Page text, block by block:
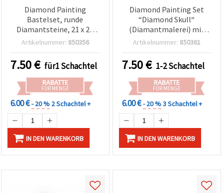
Diamond Painting
Bastelset, runde
Diamantsteine, 21 x 25
cm, teilweise belegt
YSA1121, DIY-Geschenk für
Kinder und Erwachsene
Artikelnummer: 850356
7.50€ für1 Schachtel
RABATTE
FÜR MENGE
6.00 €- 20 % 2 Schachtel +
IN DEN WARENKORB
Diamond Painting Set
“Diamond Skull“
(Diamantmalerei) mit
runden Kristallen, 21 x 25
Artikelnummer: 850361
7.50€ 1-2 Schachtel
RABATTE
FÜR MENGE
6.00 €- 20 %3 Schachtel +
IN DEN WARENKORB